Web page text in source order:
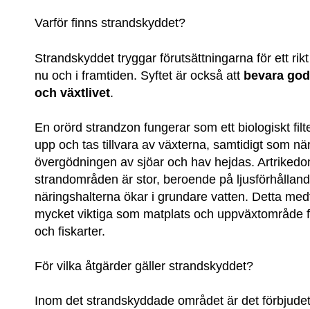
Varför finns strandskyddet?
Strandskyddet tryggar förutsättningarna för ett
nu och i framtiden. Syftet är också att bevara
och växtlivet.
En orörd strandzon fungerar som ett biologiskt
upp och tas tillvara av växterna, samtidigt som
övergödningen av sjöar och hav hejdas.
strandområden är stor, beroende på
näringshalterna ökar i grundare vatten. Detta
mycket viktiga som matplats och uppväxtområde
och fiskarter.
För vilka åtgärder gäller strandskyddet?
Inom det strandskyddade området är det